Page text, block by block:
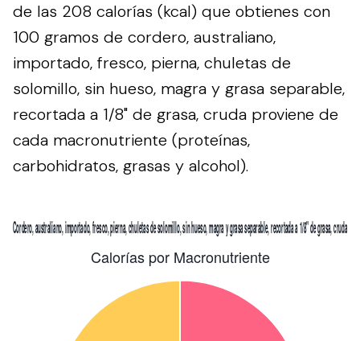
de las 208 calorías (kcal) que obtienes con
100 gramos de cordero, australiano,
importado, fresco, pierna, chuletas de
solomillo, sin hueso, magra y grasa separable,
recortada a 1/8" de grasa, cruda proviene de
cada macronutriente (proteínas,
carbohidratos, grasas y alcohol).